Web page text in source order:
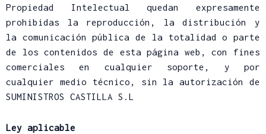
Propiedad Intelectual quedan expresamente
prohibidas la reproducción, la distribución y
la comunicación pública de la totalidad o parte
de los contenidos de esta página web, con fines
comerciales en cualquier soporte, y por
cualquier medio técnico, sin la autorización de
SUMINISTROS CASTILLA S.L
Ley aplicable